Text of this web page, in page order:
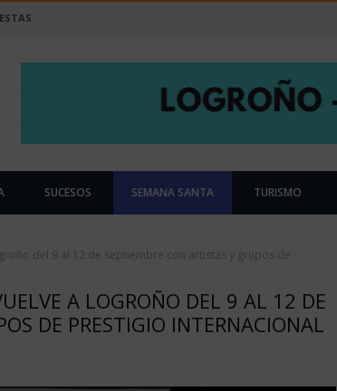
SUCESOS SEMANA SANTA TURISMO
del 9 al 12 de septiembre con artistas y grupos de
A LOGROÑO DEL 9 AL 12 DE
DE PRESTIGIO INTERNACIONAL